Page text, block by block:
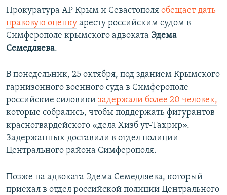
Прокуратура АР Крым и Севастополя обещает дать
правовую оценку аресту российским судом в
Симферополе крымского адвоката Эдема
Семедляева.
В понедельник, 25 октября, под зданием Крымского
гарнизонного военного суда в Симферополе
российские силовики задержали более 20 человек,
которые собрались, чтобы поддержать фигурантов
красногвардейского «дела Хизб ут-Тахрир».
Задержанных доставили в отдел полиции
Центрального района Симферополя.
Позже на адвоката Эдема Семедляева, который
приехал в отдел российской полиции Центрального